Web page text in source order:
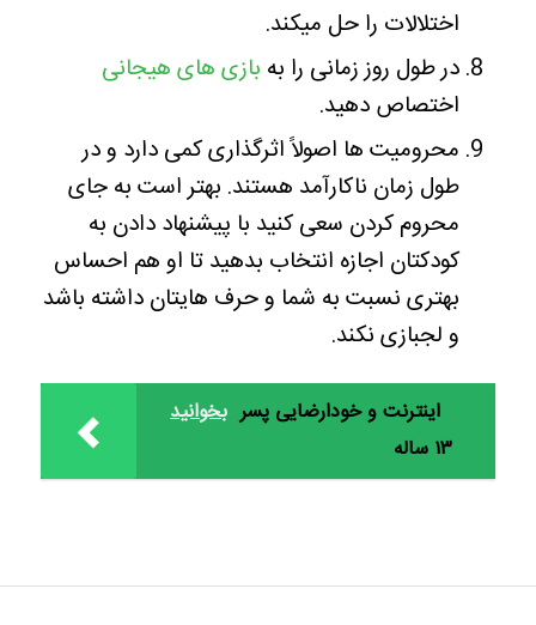
اختلالات را حل میکند.
در طول روز زمانی را به بازی های هیجانی
اختصاص دهید.
محرومیت ها اصولاً اثرگذاری کمی دارد و در
طول زمان ناکارآمد هستند. بهتر است به جای
محروم کردن سعی کنید با پیشنهاد دادن به
کودکتان اجازه انتخاب بدهید تا او هم احساس
بهتری نسبت به شما و حرف هایتان داشته باشد
و لجبازی نکند.
بخوانید اینترنت و خودارضایی پسر
۱۳ ساله